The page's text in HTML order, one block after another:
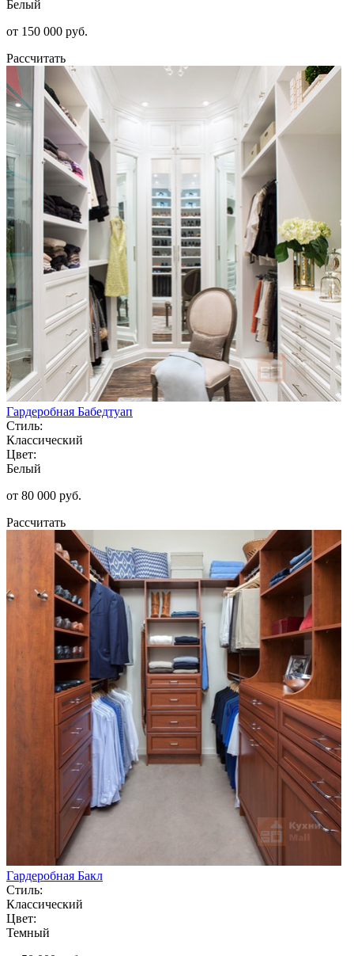
Белый
от 150 000 руб.
Рассчитать
Гардеробная Бабедтуап
Стиль:
Классический
Цвет:
Белый
от 80 000 руб.
Рассчитать
Гардеробная Бакл
Стиль:
Классический
Цвет:
Темный